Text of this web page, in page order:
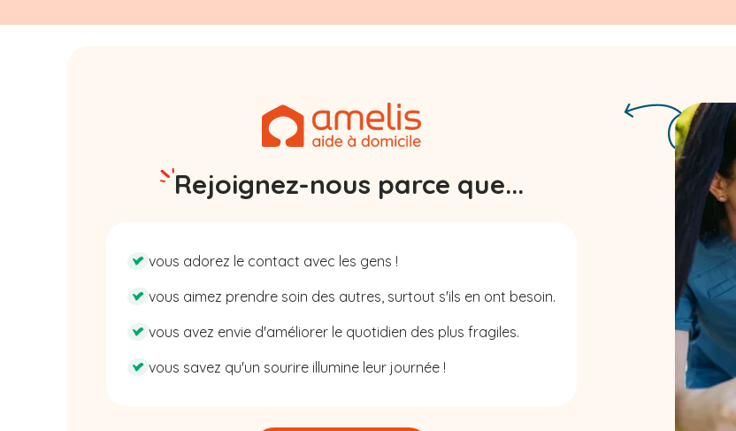
Rejoignez-nous parce que...
vous adorez le contact avec les gens !
vous aimez prendre soin des autres, surtout s'ils en ont besoin.
vous avez envie d'améliorer le quotidien des plus fragiles.
vous savez qu'un sourire illumine leur journée !